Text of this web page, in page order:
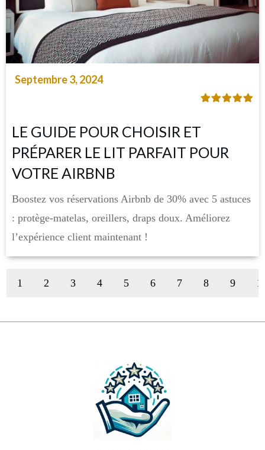
Septembre 3, 2024
LE GUIDE POUR CHOISIR ET
PRÉPARER LE LIT PARFAIT POUR
VOTRE AIRBNB
Boostez vos réservations Airbnb de 30% avec 5 astuces
: protège-matelas, oreillers, draps doux. Améliorez
l’expérience client maintenant !
1 2 3 4 5 6 7 8 9